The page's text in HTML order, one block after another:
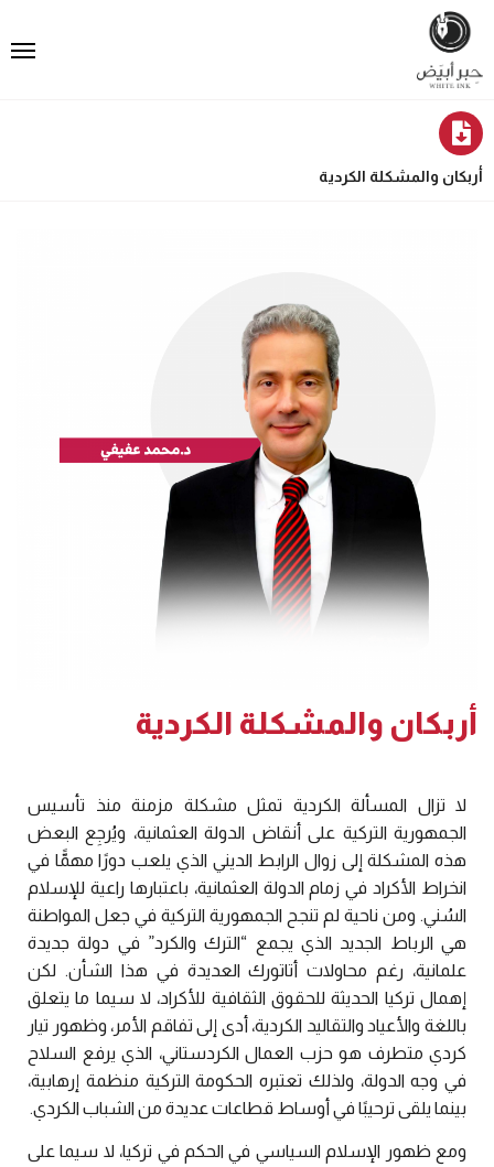
أربكان والمشكلة الكردية
أربكان والمشكلة الكردية
لا تزال المسألة الكردية تمثل مشكلة مزمنة منذ تأسيس
الجمهورية التركية على أنقاض الدولة العثمانية، ويُرجِع البعض
هذه المشكلة إلى زوال الرابط الديني الذي يلعب دورًا مهمًّا في
انخراط الأكراد في زمام الدولة العثمانية، باعتبارها راعية للإسلام
السُني. ومن ناحية لم تنجح الجمهورية التركية في جعل المواطنة
هي الرباط الجديد الذي يجمع “الترك والكرد” في دولة جديدة
علمانية، رغم محاولات أتاتورك العديدة في هذا الشأن. لكن
إهمال تركيا الحديثة للحقوق الثقافية للأكراد، لا سيما ما يتعلق
باللغة والأعياد والتقاليد الكردية، أدى إلى تفاقم الأمر، وظهور تيار
كردي متطرف هو حزب العمال الكردستاني، الذي يرفع السلاح
في وجه الدولة، ولذلك تعتبره الحكومة التركية منظمة إرهابية،
بينما يلقى ترحيبًا في أوساط قطاعات عديدة من الشباب الكردي.
ومع ظهور الإسلام السياسي في الحكم في تركيا، لا سيما على